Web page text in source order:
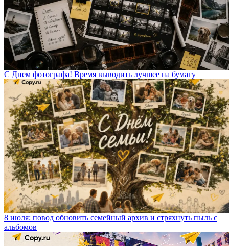
С Днем фотографа! Время выводить лучшее на бумагу
8 июля: повод обновить семейный архив и стряхнуть пыль с
альбомов